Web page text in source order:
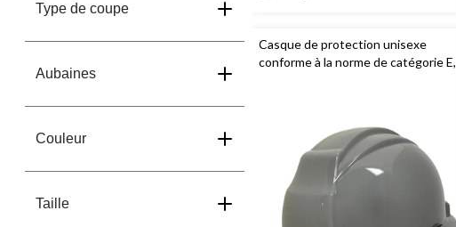
Type de coupe
Aubaines
Couleur
Taille
Casque de protection unisexe
conforme à la norme de catégorie E,